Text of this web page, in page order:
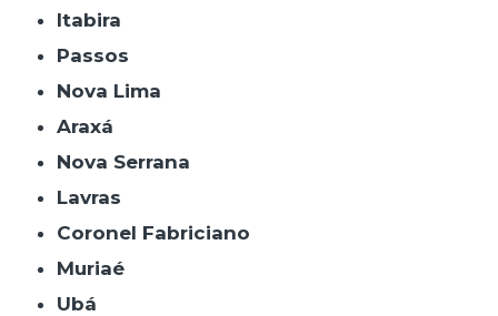
Itabira
Passos
Nova Lima
Araxá
Nova Serrana
Lavras
Coronel Fabriciano
Muriaé
Ubá